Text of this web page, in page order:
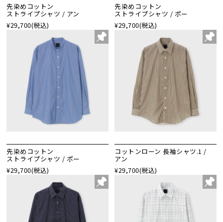
先染めコットン
ストライプシャツ / アン
¥29,700(税込)
先染めコットン
ストライプシャツ / ポー
¥29,700(税込)
先染めコットン
ストライプシャツ / ポー
¥29,700(税込)
コットンローン 長袖シャツ.1 /
アン
¥29,700(税込)